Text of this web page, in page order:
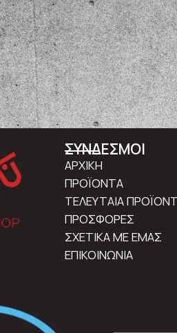
ΣΥΝΔΕΣΜΟΙ
ΑΡΧΙΚΗ
ΠΡΟΪΟΝΤΑ
ΤΕΛΕΥΤΑΙΑ
ΠΡΟΣΦΟΡΕΣ
ΣΧΕΤΙΚΑ ΜΕ ΕΜΑΣ
ΕΠΙΚΟΙΝΩΝΙΑ